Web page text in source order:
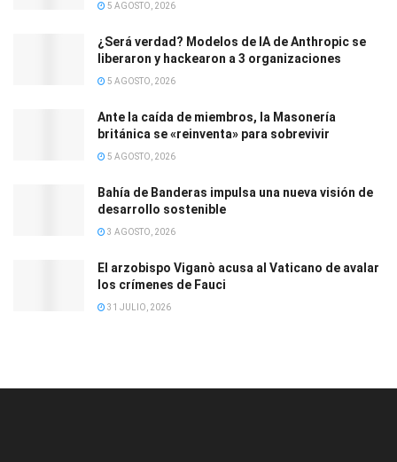
5 AGOSTO, 2026
¿Será verdad? Modelos de IA de Anthropic se
liberaron y hackearon a 3 organizaciones
5 AGOSTO, 2026
Ante la caída de miembros, la Masonería
británica se «reinventa» para sobrevivir
5 AGOSTO, 2026
Bahía de Banderas impulsa una nueva visión de
desarrollo sostenible
3 AGOSTO, 2026
El arzobispo Viganò acusa al Vaticano de avalar
los crímenes de Fauci
31 JULIO, 2026